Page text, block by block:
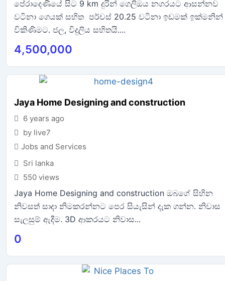
පේරාදෙණියේ සිට 9 km දුරින් ගෙලිඔය නගරයට ආසන්නව
වටිනා ගෙයක් සහිත පර්චස් 20.25 වටිනා ඉඩමක් ඉක්මනින්
විකිණිමට. ජල, විදුලිය සහිතයි....
4,500,000
Jaya Home Designing and construction
6 years ago
by live7
Jobs and Services
Sri lanka
550 views
Jaya Home Designing and construction ඔබගේ සිහින
නිවසත් සාදා නිමකරන්නට පෙර සියැසින් දැක ගන්න. නිවාස
සැලසුම් ඇදීම. 3D ආකරයට නිවාස...
0